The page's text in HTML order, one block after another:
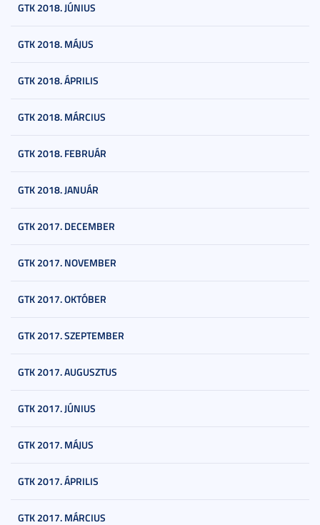
GTK 2018. JÚNIUS
GTK 2018. MÁJUS
GTK 2018. ÁPRILIS
GTK 2018. MÁRCIUS
GTK 2018. FEBRUÁR
GTK 2018. JANUÁR
GTK 2017. DECEMBER
GTK 2017. NOVEMBER
GTK 2017. OKTÓBER
GTK 2017. SZEPTEMBER
GTK 2017. AUGUSZTUS
GTK 2017. JÚNIUS
GTK 2017. MÁJUS
GTK 2017. ÁPRILIS
GTK 2017. MÁRCIUS